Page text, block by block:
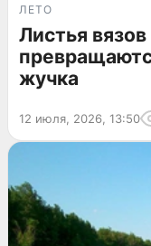
ЛЕТО
Листья
жучка
12 июля, 2026, 13:50